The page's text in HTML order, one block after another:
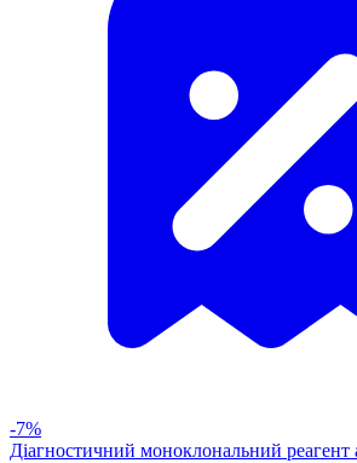
-7%
Діагностичний моноклональний реагент